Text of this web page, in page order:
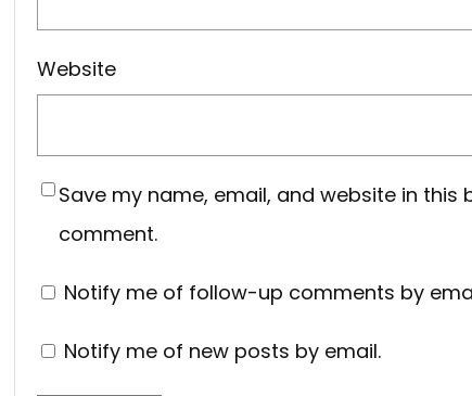
Website
Save my name, email, and website in this
comment.
Notify me of follow-up comments by
Notify me of new posts by email.